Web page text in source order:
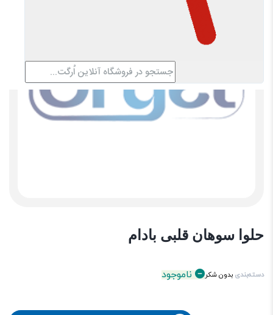
حلوا سوهان قلبی بادام
دسته‌بندی بدون شکر ناموجود